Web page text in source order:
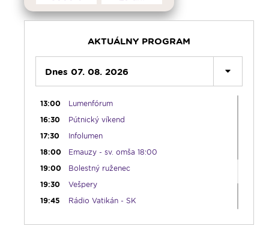
AKTUÁLNY PROGRAM
Dnes 07. 08. 2026
08:30
Emauzy - sv. omša 08:30
09:15
Lumenáda
Rozhovor týždňa - repríza
12:00
Modlitba Anjel Pána + zamyslenie
12:10
Hudobný aperitív
12:30
Biblia za rok
13:00
Lumenfórum
16:30
Pútnický víkend
17:30
Infolumen
18:00
Emauzy - sv. omša 18:00
19:00
Bolestný ruženec
19:30
Vešpery
19:45
Rádio Vatikán - SK